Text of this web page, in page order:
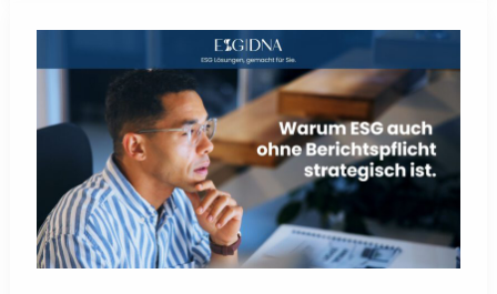
betrifft
als
CSRD-
Pflichtige